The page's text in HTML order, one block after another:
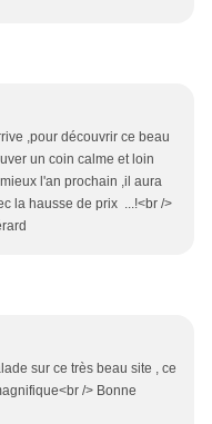
,pour découvrir ce beau
un coin calme et loin
l'an prochain ,il aura
la hausse de prix ...!<br />
sur ce très beau site , ce
/> Bonne